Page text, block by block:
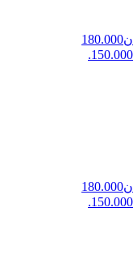
قیمت اصلی: تومان180.000
قیمت اصلی: تومان180.000